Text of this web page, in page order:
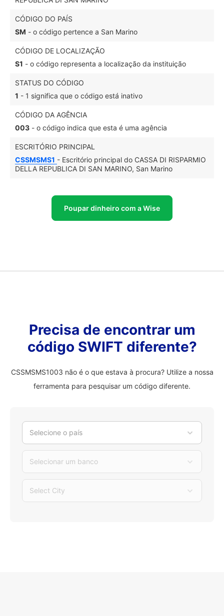
CÓDIGO DO PAÍS
SM - o código pertence a San Marino
CÓDIGO DE LOCALIZAÇÃO
S1 - o código representa a localização da instituição
STATUS DO CÓDIGO
1 - 1 significa que o código está inativo
CÓDIGO DA AGÊNCIA
003 - o código indica que esta é uma agência
ESCRITÓRIO PRINCIPAL
CSSMSMS1 - Escritório principal do CASSA DI RISPARMIO
DELLA REPUBLICA DI SAN MARINO, San Marino
Poupar dinheiro com a Wise
Precisa de encontrar um
código SWIFT diferente?
CSSMSMS1003 não é o que estava à procura? Utilize a nossa
ferramenta para pesquisar um código diferente.
Selecione o país
Selecionar um banco
Select City